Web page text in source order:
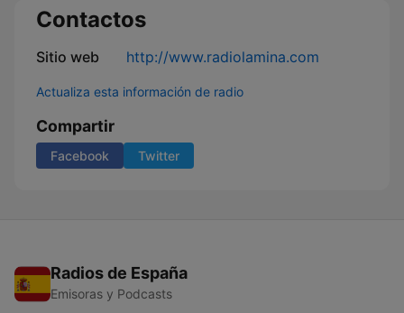
Contactos
Sitio web http://www.radiolamina.com
Actualiza esta información de radio
Compartir
Facebook Twitter
Radios de España
Emisoras y Podcasts